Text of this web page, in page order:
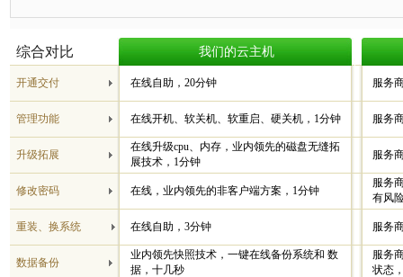
综合对比 我们的云主机
开通交付 在线自助，20分钟 服务
管理功能 在线开机、软关机、软重启、硬关机，1分钟 服务
升级拓展
在线升级cpu、内存，业内领先的磁盘无缝拓
展技术，1分钟
服务
修改密码 在线，业内领先的非客户端方案，1分钟
服务
有风
重装、换系统 在线自助，3分钟 服务
数据备份
业内领先快照技术，一键在线备份系统和 数
据，十几秒
服务
状态